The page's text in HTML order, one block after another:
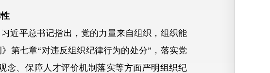
平总书记指出，党的力量来自组织，组织能
第七章“对违反组织纪律行为的处分”，落实党
念、保障人才评价机制落实等方面严明组织纪